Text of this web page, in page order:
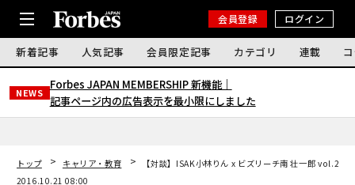
会員登録 ログイン
新着記事 人気記事 会員限定記事 カテゴリ 連載
NEWS
Forbes JAPAN MEMBERSHIP 新機能｜
記事ページ内の広告表示を最小限にしました
トップ キャリア・教育
【対談】ISAK小林りん x ビズリーチ南 壮一郎 vol.2「
2016.10.21 08:00